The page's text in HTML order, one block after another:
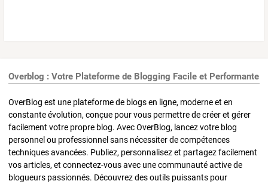
Overblog : Votre Plateforme de Blogging Facile et Performante
OverBlog est une plateforme de blogs en ligne, moderne et en
constante évolution, conçue pour vous permettre de créer et gérer
facilement votre propre blog. Avec OverBlog, lancez votre blog
personnel ou professionnel sans nécessiter de compétences
techniques avancées. Publiez, personnalisez et partagez facilement
vos articles, et connectez-vous avec une communauté active de
blogueurs passionnés. Découvrez des outils puissants pour